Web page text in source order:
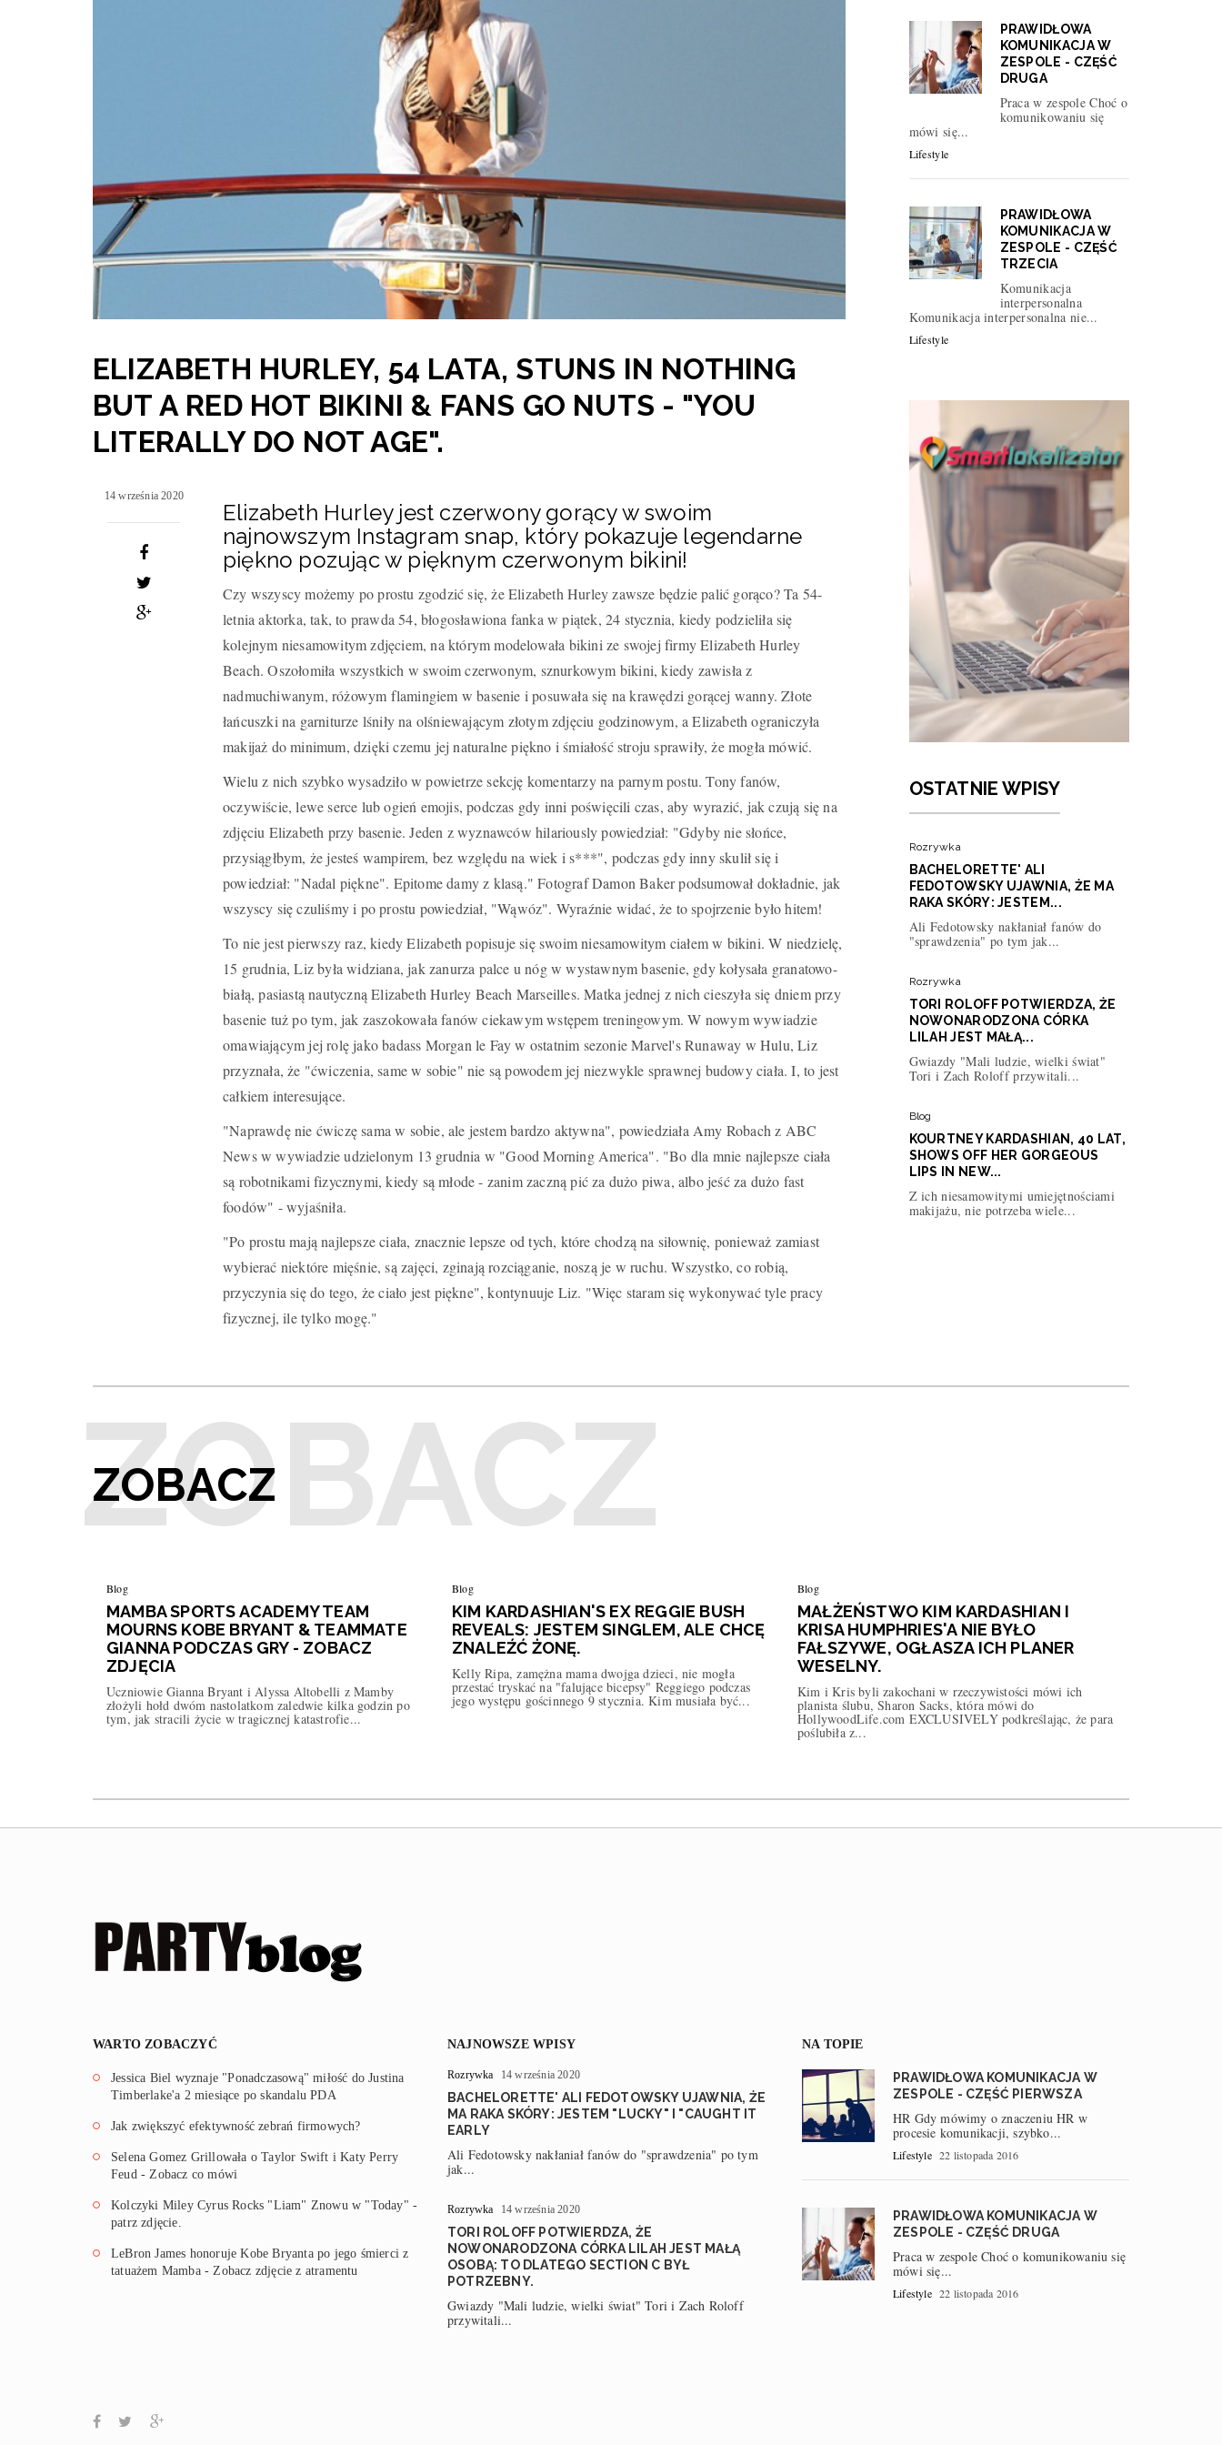
ELIZABETH HURLEY, 54 LATA, STUNS IN NOTHING
BUT A RED HOT BIKINI & FANS GO NUTS - "YOU
LITERALLY DO NOT AGE".
14 września 2020
Elizabeth Hurley jest czerwony gorący w swoim
najnowszym Instagram snap, który pokazuje legendarne
piękno pozując w pięknym czerwonym bikini!
Czy wszyscy możemy po prostu zgodzić się, że Elizabeth Hurley zawsze będzie palić gorąco? Ta 54-
letnia aktorka, tak, to prawda 54, błogosławiona fanka w piątek, 24 stycznia, kiedy podzieliła się
kolejnym niesamowitym zdjęciem, na którym modelowała bikini ze swojej firmy Elizabeth Hurley
Beach. Oszołomiła wszystkich w swoim czerwonym, sznurkowym bikini, kiedy zawisła z
nadmuchiwanym, różowym flamingiem w basenie i posuwała się na krawędzi gorącej wanny. Złote
łańcuszki na garniturze lśniły na olśniewającym złotym zdjęciu godzinowym, a Elizabeth ograniczyła
makijaż do minimum, dzięki czemu jej naturalne piękno i śmiałość stroju sprawiły, że mogła mówić.
Wielu z nich szybko wysadziło w powietrze sekcję komentarzy na parnym postu. Tony fanów,
oczywiście, lewe serce lub ogień emojis, podczas gdy inni poświęcili czas, aby wyrazić, jak czują się na
zdjęciu Elizabeth przy basenie. Jeden z wyznawców hilariously powiedział: "Gdyby nie słońce,
przysiągłbym, że jesteś wampirem, bez względu na wiek i s***", podczas gdy inny skulił się i
powiedział: "Nadal piękne". Epitome damy z klasą." Fotograf Damon Baker podsumował dokładnie, jak
wszyscy się czuliśmy i po prostu powiedział, "Wąwóz". Wyraźnie widać, że to spojrzenie było hitem!
To nie jest pierwszy raz, kiedy Elizabeth popisuje się swoim niesamowitym ciałem w bikini. W niedzielę,
15 grudnia, Liz była widziana, jak zanurza palce u nóg w wystawnym basenie, gdy kołysała granatowo-
białą, pasiastą nautyczną Elizabeth Hurley Beach Marseilles. Matka jednej z nich cieszyła się dniem przy
basenie tuż po tym, jak zaszokowała fanów ciekawym wstępem treningowym. W nowym wywiadzie
omawiającym jej rolę jako badass Morgan le Fay w ostatnim sezonie Marvel's Runaway w Hulu, Liz
przyznała, że "ćwiczenia, same w sobie" nie są powodem jej niezwykle sprawnej budowy ciała. I, to jest
całkiem interesujące.
"Naprawdę nie ćwiczę sama w sobie, ale jestem bardzo aktywna", powiedziała Amy Robach z ABC
News w wywiadzie udzielonym 13 grudnia w "Good Morning America". "Bo dla mnie najlepsze ciała
są robotnikami fizycznymi, kiedy są młode - zanim zaczną pić za dużo piwa, albo jeść za dużo fast
foodów" - wyjaśniła.
"Po prostu mają najlepsze ciała, znacznie lepsze od tych, które chodzą na siłownię, ponieważ zamiast
wybierać niektóre mięśnie, są zajęci, zginają rozciąganie, noszą je w ruchu. Wszystko, co robią,
przyczynia się do tego, że ciało jest piękne", kontynuuje Liz. "Więc staram się wykonywać tyle pracy
fizycznej, ile tylko mogę."
PRAWIDŁOWA
KOMUNIKACJA W
ZESPOLE - CZĘŚĆ
DRUGA
Praca w zespole Choć o
komunikowaniu się
mówi się...
Lifestyle
PRAWIDŁOWA
KOMUNIKACJA W
ZESPOLE - CZĘŚĆ
TRZECIA
Komunikacja
interpersonalna
Komunikacja interpersonalna nie...
Lifestyle
OSTATNIE WPISY
Rozrywka
BACHELORETTE' ALI
FEDOTOWSKY UJAWNIA, ŻE MA
RAKA SKÓRY: JESTEM...
Ali Fedotowsky nakłaniał fanów do
"sprawdzenia" po tym jak...
Rozrywka
TORI ROLOFF POTWIERDZA, ŻE
NOWONARODZONA CÓRKA
LILAH JEST MAŁĄ...
Gwiazdy "Mali ludzie, wielki świat"
Tori i Zach Roloff przywitali...
Blog
KOURTNEY KARDASHIAN, 40 LAT,
SHOWS OFF HER GORGEOUS
LIPS IN NEW...
Z ich niesamowitymi umiejętnościami
makijażu, nie potrzeba wiele...
ZOBACZ
Blog
MAMBA SPORTS ACADEMY TEAM
MOURNS KOBE BRYANT & TEAMMATE
GIANNA PODCZAS GRY - ZOBACZ
ZDJĘCIA
Uczniowie Gianna Bryant i Alyssa Altobelli z Mamby
złożyli hołd dwóm nastolatkom zaledwie kilka godzin po
tym, jak stracili życie w tragicznej katastrofie...
Blog
KIM KARDASHIAN'S EX REGGIE BUSH
REVEALS: JESTEM SINGLEM, ALE CHCĘ
ZNALEŹĆ ŻONĘ.
Kelly Ripa, zamężna mama dwojga dzieci, nie mogła
przestać tryskać na "falujące bicepsy" Reggiego podczas
jego występu gościnnego 9 stycznia. Kim musiała być...
Blog
MAŁŻEŃSTWO KIM KARDASHIAN I
KRISA HUMPHRIES'A NIE BYŁO
FAŁSZYWE, OGŁASZA ICH PLANER
WESELNY.
Kim i Kris byli zakochani w rzeczywistości mówi ich
planista ślubu, Sharon Sacks, która mówi do
HollywoodLife.com EXCLUSIVELY podkreślając, że para
poślubiła z...
WARTO ZOBACZYĆ
Jessica Biel wyznaje "Ponadczasową" miłość do Justina
Timberlake'a 2 miesiące po skandalu PDA
Jak zwiększyć efektywność zebrań firmowych?
Selena Gomez Grillowała o Taylor Swift i Katy Perry
Feud - Zobacz co mówi
Kolczyki Miley Cyrus Rocks "Liam" Znowu w "Today" -
patrz zdjęcie.
LeBron James honoruje Kobe Bryanta po jego śmierci z
tatuażem Mamba - Zobacz zdjęcie z atramentu
NAJNOWSZE WPISY
Rozrywka 14 września 2020
BACHELORETTE' ALI FEDOTOWSKY UJAWNIA, ŻE
MA RAKA SKÓRY: JESTEM "LUCKY" I "CAUGHT IT
EARLY
Ali Fedotowsky nakłaniał fanów do "sprawdzenia" po tym
jak...
Rozrywka 14 września 2020
TORI ROLOFF POTWIERDZA, ŻE
NOWONARODZONA CÓRKA LILAH JEST MAŁĄ
OSOBĄ: TO DLATEGO SECTION C BYŁ
POTRZEBNY.
Gwiazdy "Mali ludzie, wielki świat" Tori i Zach Roloff
przywitali...
NA TOPIE
PRAWIDŁOWA KOMUNIKACJA W
ZESPOLE - CZĘŚĆ PIERWSZA
HR Gdy mówimy o znaczeniu HR w
procesie komunikacji, szybko...
Lifestyle 22 listopada 2016
PRAWIDŁOWA KOMUNIKACJA W
ZESPOLE - CZĘŚĆ DRUGA
Praca w zespole Choć o komunikowaniu się
mówi się...
Lifestyle 22 listopada 2016